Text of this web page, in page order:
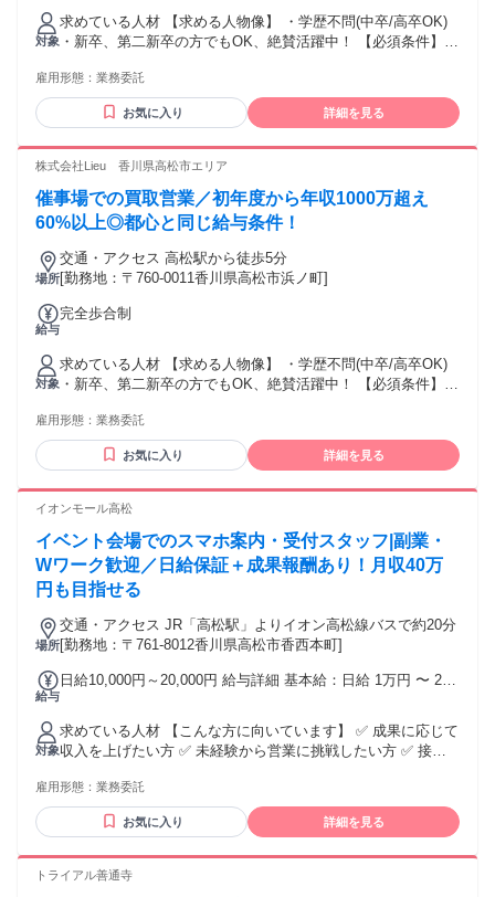
対象
求めている人材 【求める人物像】 ・学歴不問(中卒/高卒OK)
・新卒、第二新卒の方でもOK、絶賛活躍中！ 【必須条件】
検1級以上の方 ・ブランクOK ・仕事に熱心で、稼ぎたい思い
が強い方 ・コミュニケーションを取ることがお好きな方又
は、 得意とされる方 ・チャレンジ精神がある方 【活かして
営業、不動産営業問わず、 何かしらの営業経験をお持ちの方
パート・アルバイトの経験問わず活躍いただけます！" ★稼ぎ
たい！ ★トーク力を活かしたい！ ★正当に評価してもらって
のを買いたい！ といった向上心と ガッツがある方を待ってま
す！
雇用形態： 業務委託
お気に入り 詳細を見る
株式会社Lieu 香川県高松市エリア
催事場での買取営業／初年度から年収1000万超え
60%以上◎都心と同じ給与条件！
場所
交通・アクセス 高松駅から徒歩5分
[勤務地：〒760-0011香川県高松市浜ノ町]
給与
完全歩合制
対象
求めている人材 【求める人物像】 ・学歴不問(中卒/高卒OK)
・新卒、第二新卒の方でもOK、絶賛活躍中！ 【必須条件】
検1級以上の方 ・ブランクOK ・仕事に熱心で、稼ぎたい思い
が強い方 ・コミュニケーションを取ることがお好きな方又
は、 得意とされる方 ・チャレンジ精神がある方 【活かして
営業、不動産営業問わず、 何かしらの営業経験をお持ちの方
パート・アルバイトの経験問わず活躍いただけます！" ★稼ぎ
たい！ ★トーク力を活かしたい！ ★正当に評価してもらって
上を目指したい！ ★生活水準を上げたい！ ★高価な欲しいも
のを買いたい！ といった向上心と ガッツがある方を待ってま
す！
雇用形態： 業務委託
お気に入り 詳細を見る
イオンモール高松
イベント会場でのスマホ案内・受付スタッフ|副業・
Wワーク歓迎／日給保証＋成果報酬あり！月収40万
円も目指せる
場所
交通・アクセス JR「高松駅」よりイオン高松線バスで約20分
[勤務地：〒761-8012香川県高松市香西本町]
給与
日給10,000円～20,000円 給与詳細 基本給：日給 1万円 〜 2万
当金額：なし 全員に一律で支払われるその他手当金額：なし
※日給1万円保証あり ※成果・獲得件数に応じて報酬アップあ
り ※報酬はスキル・成果・稼働日数・獲得件数をもとに決定
します。
対象
求めている人材 【こんな方に向いています】 ✅ 成果に応じて
収入を上げたい方 ✅ 未経験から営業に挑戦したい方 ✅ 接
ップを目指したい方 ✅ 若いうちから営業力を身につけたい方
✅ 将来的にリーダーや責任者を目指したい方 ✅ チームで成果
を出す仕事がしたい方 【必須条件】 ・人と話すことに抵抗が
方 ・土日祝を含む稼働に対応できる方 ・長期的な稼働を前提
雇用形態： 業務委託
お気に入り 詳細を見る
トライアル善通寺